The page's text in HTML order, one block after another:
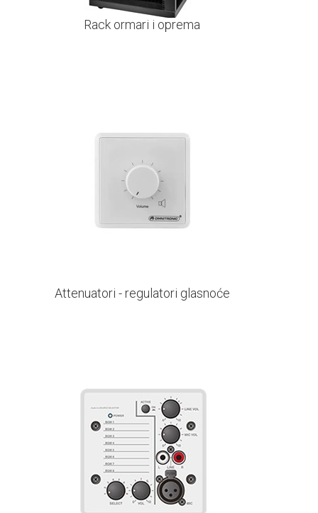
Rack ormari i oprema
Attenuatori - regulatori glasnoće